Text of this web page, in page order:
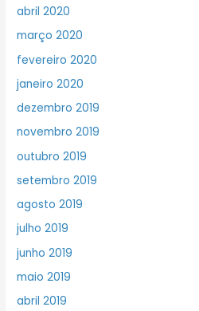
abril 2020
março 2020
fevereiro 2020
janeiro 2020
dezembro 2019
novembro 2019
outubro 2019
setembro 2019
agosto 2019
julho 2019
junho 2019
maio 2019
abril 2019